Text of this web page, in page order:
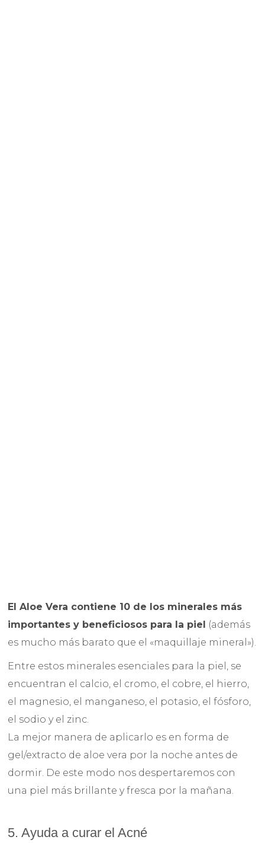
El Aloe Vera contiene 10 de los minerales más
importantes y beneficiosos para la piel
(además
es mucho más barato que el «maquillaje mineral»).
Entre estos minerales esenciales para la piel, se
encuentran el calcio, el cromo, el cobre, el hierro,
el magnesio, el manganeso, el potasio, el fósforo,
el sodio y el zinc.
La mejor manera de aplicarlo es en forma de
gel/extracto de aloe vera por la noche antes de
dormir. De este modo nos despertaremos con
una piel más brillante y fresca por la mañana.
5. Ayuda a curar el Acné